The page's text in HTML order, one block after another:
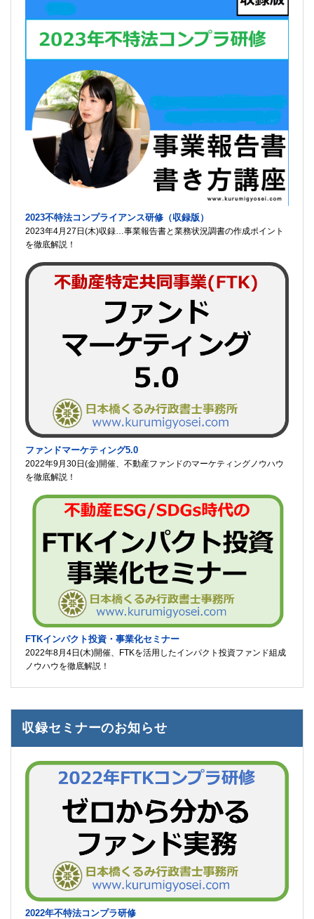
2023不特法コンプライアンス研修（収録版）
2023年4月27日(木)収録…事業報告書と業務状況調書の作成ポイント
を徹底解説！
ファンドマーケティング5.0
2022年9月30日(金)開催、不動産ファンドのマーケティングノウハウ
を徹底解説！
FTKインパクト投資・事業化セミナー
2022年8月4日(木)開催、FTKを活用したインパクト投資ファンド組成
ノウハウを徹底解説！
収録セミナーのお知らせ
2022年不特法コンプラ研修